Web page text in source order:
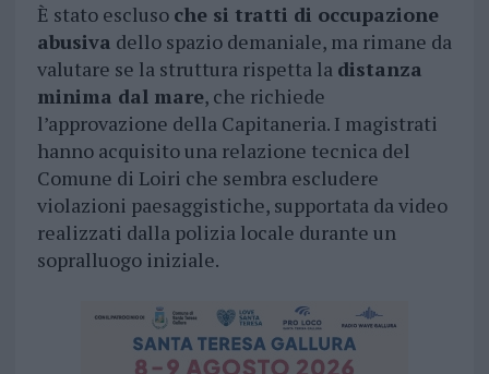
È stato escluso che si tratti di occupazione
abusiva dello spazio demaniale, ma rimane da
valutare se la struttura rispetta la distanza
minima dal mare, che richiede
l’approvazione della Capitaneria. I magistrati
hanno acquisito una relazione tecnica del
Comune di Loiri che sembra escludere
violazioni paesaggistiche, supportata da video
realizzati dalla polizia locale durante un
sopralluogo iniziale.